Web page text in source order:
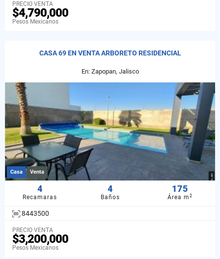
PRECIO VENTA
$4,790,000
Pesos Mexicanos
CASA 69 EN VENTA ARBORETO RESIDENCIAL
En: Zapopan, Jalisco
Casa Venta
4
Recamaras
4
Baños
175
Área m2
8443500
PRECIO VENTA
$3,200,000
Pesos Mexicanos